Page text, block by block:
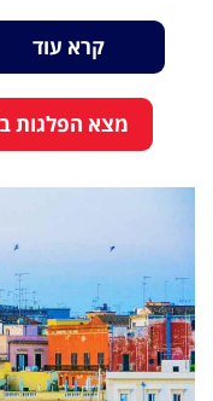
קרא עוד
מצא הפלגות